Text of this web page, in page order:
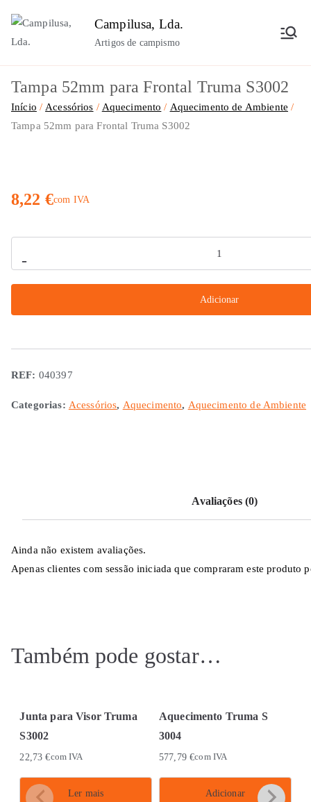
para
conteúdo
Campilusa, Lda.
Artigos de campismo
Tampa 52mm para Frontal Truma S3002
Início Acessórios Aquecimento
Aquecimento de Ambiente
Tampa 52mm para Frontal Truma S3002
8,22 €com IVA
-
Tampa
S3002
Adicionar
REF: 040397
Categorias: Acessórios, Aquecimento, Aquecimento de Ambiente
Avaliações (0)
Ainda não existem avaliações.
Apenas clientes com sessão iniciada que compraram este produto
Também pode gostar…
Junta para Visor Truma
S3002
22,73€com IVA
Ler mais
Aquecimento Truma S
3004
577,79€com IVA
Adicionar